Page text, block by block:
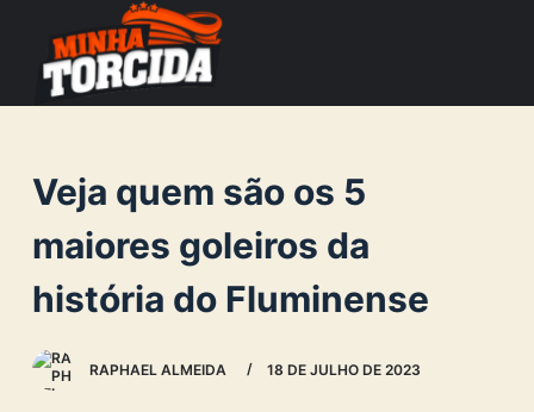
o
e
Veja quem são os 5
maiores goleiros da
história do Fluminense
RAPHAEL ALMEIDA 18 DE JULHO DE 2023